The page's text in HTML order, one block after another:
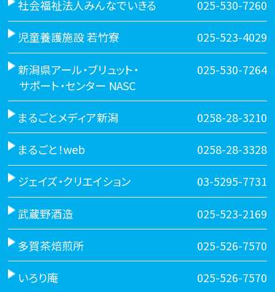
社会福祉法人みんなでいきる 025-530-7260
児童養護施設 若竹寮 025-523-4029
新潟県アール・ブリュット・
サポート・センター NASC
025-530-7264
まるごとメディア新潟 0258-28-3210
まるごと！web 0258-28-3328
ジェイズ・クリエイション 03-5295-7731
武蔵野酒造 025-523-2169
多賀茶焙煎所 025-526-7570
いろり庵 025-526-7570